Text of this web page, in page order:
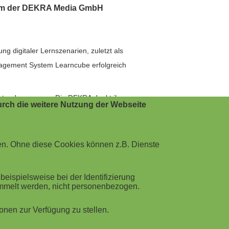
der DEKRA Media GmbH
digitaler Lernszenarien, zuletzt als
System Learncube erfolgreich
gegangen. Die DEKRA dankt ihm
die weitere Nutzung der Webseite
Ohne diese Cookies können z.B. Dienste
bei der Identifizierung
werden, nicht personenbezogen.
zur Verfügung zu stellen.